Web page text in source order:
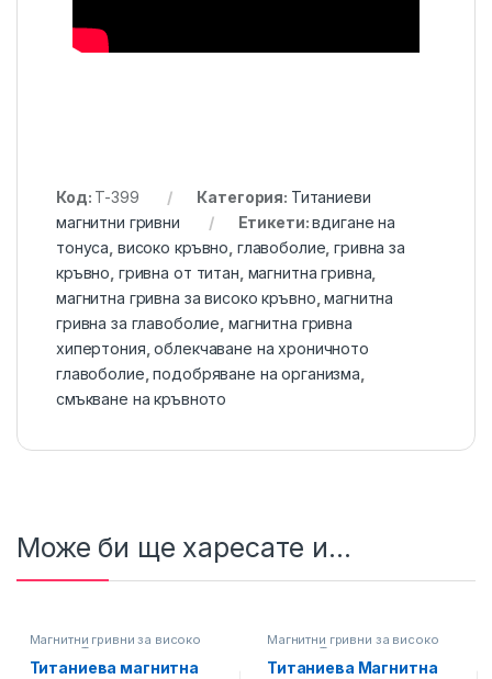
Код: T-399 Категория: Титаниеви
магнитни гривни
Етикети:вдигане на
тонуса високо кръвно главоболие ,гривна за
кръвно гривна от титан магнитна гривна
магнитна гривна за високо кръвно ,магнитна
гривна за главоболие магнитна гривна
хипертония ,облекчаване на хроничното
главоболие ,подобряване на организма
смъкване на кръвното
Може би ще харесате и...
Магнитни гривни за високо
,Титаниеви магнитни
гривни
Титаниева магнитна
Магнитни гривни за високо
Титаниеви магнитни
гривни
Титаниева Магнитна